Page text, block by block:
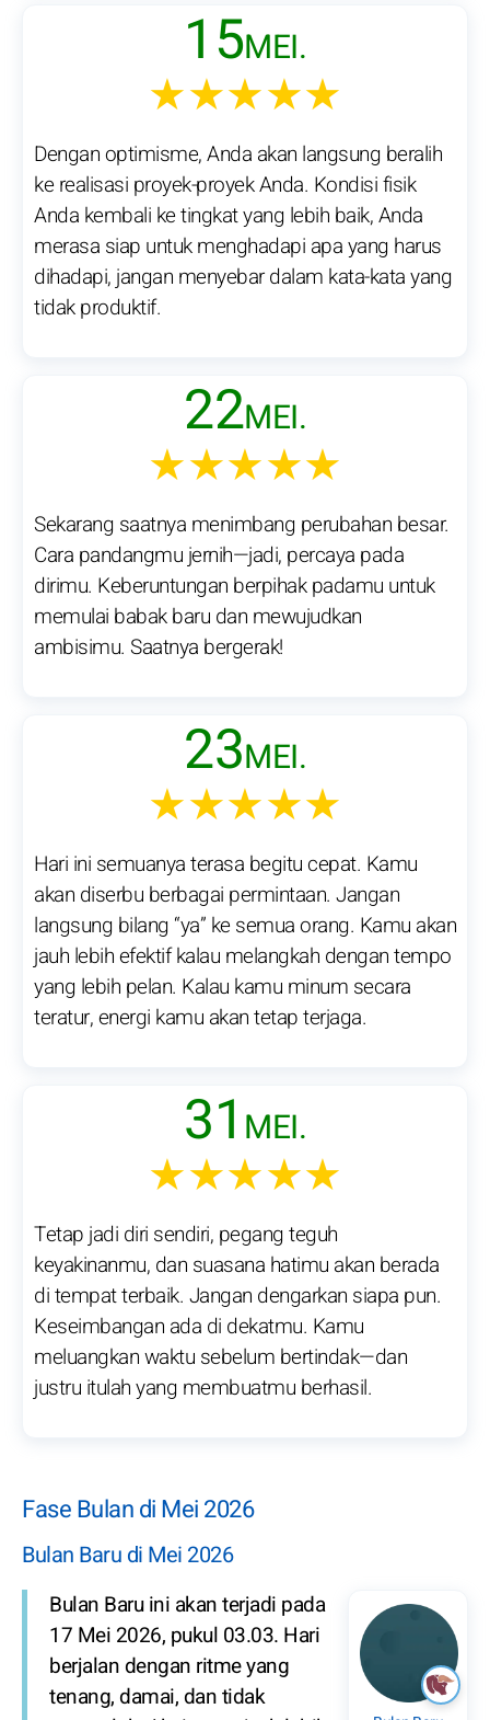
15MEI.
★★★★★
Dengan optimisme, Anda akan langsung beralih
ke realisasi proyek-proyek Anda. Kondisi fisik
Anda kembali ke tingkat yang lebih baik, Anda
merasa siap untuk menghadapi apa yang harus
dihadapi, jangan menyebar dalam kata-kata yang
tidak produktif.
22MEI.
★★★★★
Sekarang saatnya menimbang perubahan besar.
Cara pandangmu jernih—jadi, percaya pada
dirimu. Keberuntungan berpihak padamu untuk
memulai babak baru dan mewujudkan
ambisimu. Saatnya bergerak!
23MEI.
★★★★★
Hari ini semuanya terasa begitu cepat. Kamu
akan diserbu berbagai permintaan. Jangan
langsung bilang “ya” ke semua orang. Kamu akan
jauh lebih efektif kalau melangkah dengan tempo
yang lebih pelan. Kalau kamu minum secara
teratur, energi kamu akan tetap terjaga.
31 MEI.
★★★★★
Tetap jadi diri sendiri, pegang teguh
keyakinanmu, dan suasana hatimu akan berada
di tempat terbaik. Jangan dengarkan siapa pun.
Keseimbangan ada di dekatmu. Kamu
meluangkan waktu sebelum bertindak—dan
justru itulah yang membuatmu berhasil.
Fase Bulan di Mei 2026
Bulan Baru di Mei 2026
Bulan Baru ini akan terjadi pada
17 Mei 2026, pukul 03.03. Hari
berjalan dengan ritme yang
tenang, damai, dan tidak